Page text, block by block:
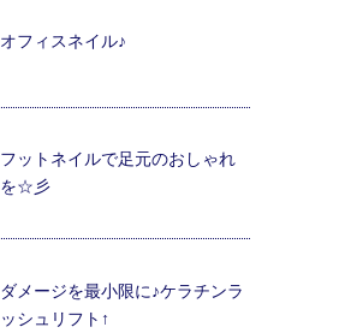
オフィスネイル♪
フットネイルで足元のおしゃれ
を☆彡
ダメージを最小限に♪ケラチンラ
ッシュリフト↑